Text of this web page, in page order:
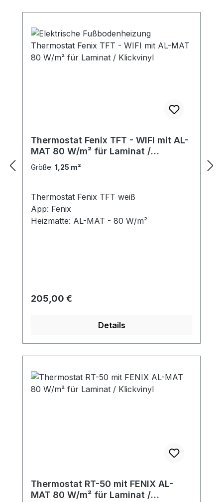
Thermostat Fenix TFT - WIFI mit AL-
MAT 80 W/m² für Laminat /
Klickvinyl
Größe: 1,25 m²
Thermostat Fenix TFT weiß
App: Fenix
Heizmatte: AL-MAT - 80 W/m²
Regulärer Preis:
205,00 €
Details
Thermostat RT-50 mit FENIX AL-
MAT 80 W/m² für Laminat /